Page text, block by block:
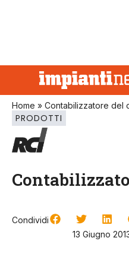
Home » Contabilizzatore del
PRODOTTI
Condividi
13 Giugno